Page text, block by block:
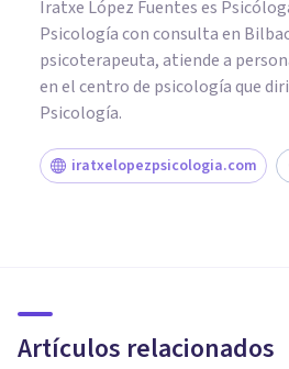
Iratxe López Fuentes es
Psicología con consulta en
psicoterapeuta, atiende a
en el centro de psicología que
Psicología.
iratxelopezpsicologia.com
Artículos relacionados
qué es y cómo